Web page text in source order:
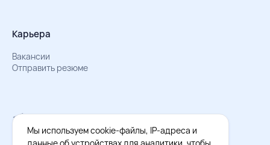
Карьера
Вакансии
Отправить резюме
Мы в Телеграм
Документы об обработке персональных данных
Охрана труда – результаты СОУТ
Мы используем cookie-файлы, IP-адреса и